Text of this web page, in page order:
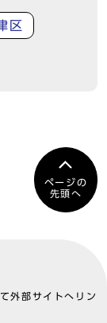
区
ページの
先頭へ
外部サイトへリン